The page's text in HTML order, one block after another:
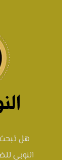
هل تبحث
النوبي